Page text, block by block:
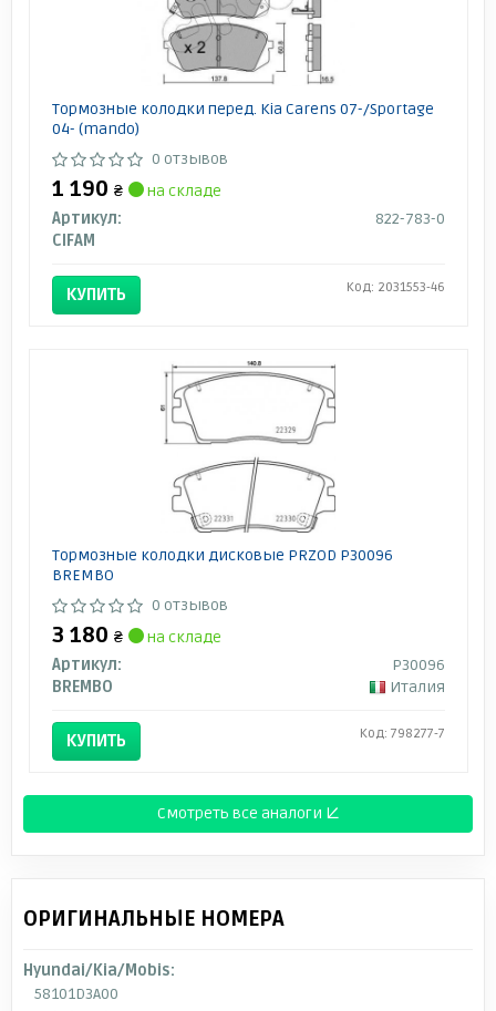
Тормозные колодки перед. Kia Carens 07-/Sportage
04- (mando)
0 отзывов
1 190 ₴
на складе
Артикул:
822-783-0
CIFAM
КУПИТЬ Код: 2031553-46
Тормозные колодки дисковые PRZOD P30096
BREMBO
0 отзывов
3 180 ₴
на складе
Артикул:
P30096
BREMBO
Италия
КУПИТЬ Код: 798277-7
Смотреть все аналоги ↓
ОРИГИНАЛЬНЫЕ НОМЕРА
Hyundai/Kia/Mobis:
58101D3A00